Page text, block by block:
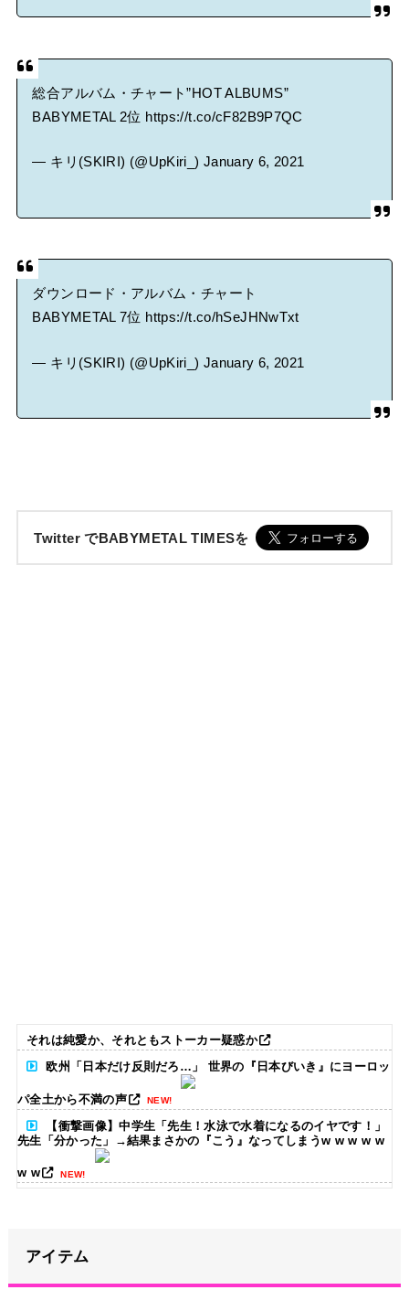
総合アルバム・チャート”HOT ALBUMS”
BABYMETAL 2位 https://t.co/cF82B9P7QC
— キリ(SKIRI) (@UpKiri_) January 6, 2021
ダウンロード・アルバム・チャート
BABYMETAL 7位 https://t.co/hSeJHNwTxt
— キリ(SKIRI) (@UpKiri_) January 6, 2021
Twitter でBABYMETAL TIMESを
それは純愛か、それともストーカー疑惑か
欧州「日本だけ反則だろ…」 世界の『日本びいき』にヨーロッ
パ全土から不満の声 NEW!
【衝撃画像】中学生「先生！水泳で水着になるのイヤです！」
先生「分かった」→結果まさかの『こう』なってしまうw w w w w
w w NEW!
アイテム